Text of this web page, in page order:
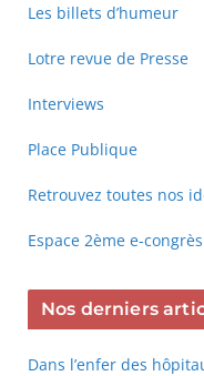
Les billets d’humeur
Lotre revue de Presse
Interviews
Place Publique
Retrouvez toutes nos
Espace 2ème e-congrès
Nos derniers
Dans l’enfer des